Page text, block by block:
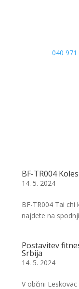
040 971
BF-TR004
14. 5. 2024
BF-TR004 Tai chi
najdete na
Postavitev
Srbija
14. 5. 2024
V občini